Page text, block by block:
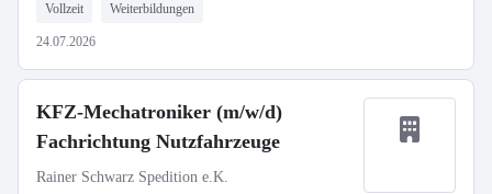
Vollzeit Weiterbildungen
24.07.2026
KFZ-Mechatroniker (m/w/d)
Fachrichtung Nutzfahrzeuge
Rainer Schwarz Spedition e.K.